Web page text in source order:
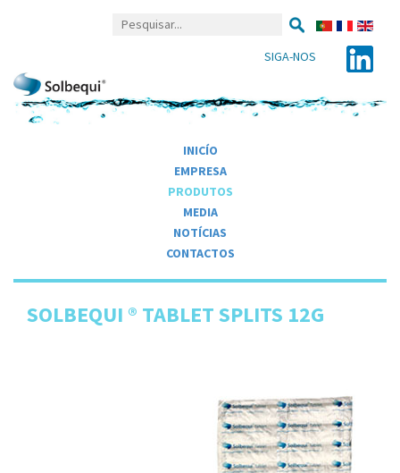
SIGA-NOS
INICÍO
EMPRESA
PRODUTOS
MEDIA
NOTÍCIAS
CONTACTOS
SOLBEQUI ® TABLET SPLITS 12G